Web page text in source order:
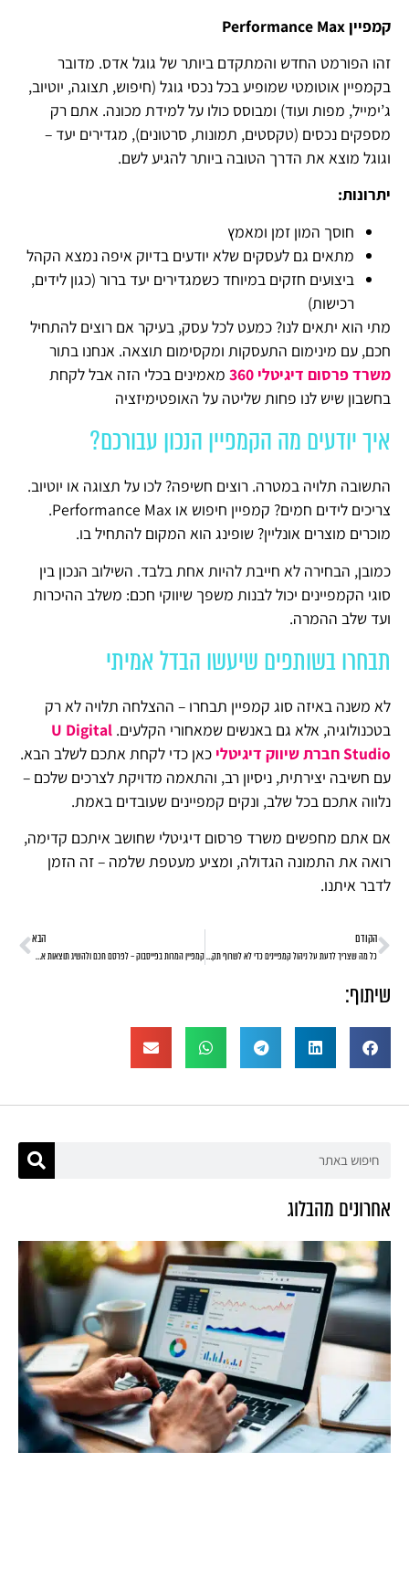
קמפיין Performance Max
זהו הפורמט החדש והמתקדם ביותר של גוגל אדס. מדובר
בקמפיין אוטומטי שמופיע בכל נכסי גוגל (חיפוש, תצוגה, יוטיוב,
ג’ימייל, מפות ועוד) ומבוסס כולו על למידת מכונה. אתם רק
מספקים נכסים (טקסטים, תמונות, סרטונים), מגדירים יעד –
וגוגל מוצא את הדרך הטובה ביותר להגיע לשם.
יתרונות:
חוסך המון זמן ומאמץ
מתאים גם לעסקים שלא יודעים בדיוק איפה נמצא הקהל
ביצועים חזקים במיוחד כשמגדירים יעד ברור (כגון לידים,
רכישות)
מתי הוא יתאים לנו? כמעט לכל עסק, בעיקר אם רוצים להתחיל
חכם, עם מינימום התעסקות ומקסימום תוצאה. אנחנו בתור
משרד פרסום דיגיטלי 360
מאמינים בכלי הזה אבל לקחת
בחשבון שיש לנו פחות שליטה על האופטימיזציה
איך יודעים מה הקמפיין הנכון עבורכם?
התשובה תלויה במטרה. רוצים חשיפה? לכו על תצוגה או יוטיוב.
צריכים לידים חמים? קמפיין חיפוש או Performance Max.
מוכרים מוצרים אונליין? שופינג הוא המקום להתחיל בו.
כמובן, הבחירה לא חייבת להיות אחת בלבד. השילוב הנכון בין
סוגי הקמפיינים יכול לבנות משפך שיווקי חכם: משלב ההיכרות
ועד שלב ההמרה.
תבחרו בשותפים שיעשו הבדל אמיתי
לא משנה באיזה סוג קמפיין תבחרו – ההצלחה תלויה לא רק
בטכנולוגיה, אלא גם באנשים שמאחורי הקלעים. U Digital
Studio חברת שיווק דיגיטלי
כאן כדי לקחת אתכם לשלב הבא.
עם חשיבה יצירתית, ניסיון רב, והתאמה מדויקת לצרכים שלכם –
נלווה אתכם בכל שלב, ונקים קמפיינים שעובדים באמת.
אם אתם מחפשים משרד פרסום דיגיטלי שחושב איתכם קדימה,
רואה את התמונה הגדולה, ומציע מעטפת שלמה – זה הזמן
לדבר איתנו.
הקודם
כל מה שצריך לדעת על ניהול קמפיינים כדי לא לשרוף תקציב לחינם
הבא
קמפיין המרות בפייסבוק – לפרסם חכם ולהשיג תוצאות אמיתיות
שיתוף:
אחרונים מהבלוג